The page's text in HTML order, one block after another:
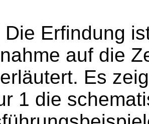
Die Erfindung
auf die
Es
1 die